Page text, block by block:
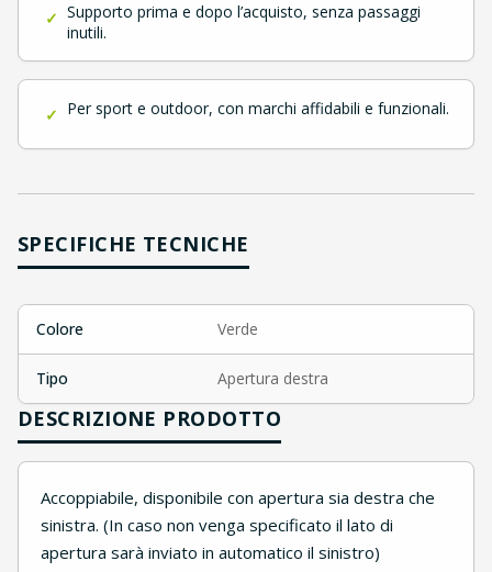
✓ Supporto prima e dopo l’acquisto, senza passaggi
inutili.
✓ Per sport e outdoor, con marchi affidabili e funzionali.
SPECIFICHE TECNICHE
Colore Verde
Tipo Apertura destra
DESCRIZIONE PRODOTTO
Accoppiabile, disponibile con apertura sia destra che
sinistra. (In caso non venga specificato il lato di
apertura sarà inviato in automatico il sinistro)